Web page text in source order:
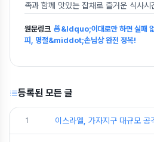
족과 함께 맛있는 잡채로 즐거운 식사
원문링크 🍜&ldquo;이대로만 하면 실패
피, 명절&middot;손님상 완전 정복!
등록된 모든 글
1 이스라엘, 가자지구 대규모